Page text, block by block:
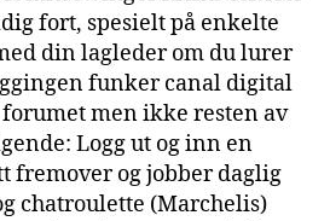
fort, spesielt på enkelte
din lagleder om du lurer
funker canal digital
men ikke resten av
Logg ut og inn en
fremover og jobber daglig
chatroulette (Marchelis)